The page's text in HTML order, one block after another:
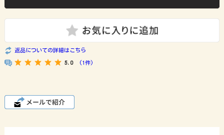
返品についての詳細はこちら
5.0 (1件)